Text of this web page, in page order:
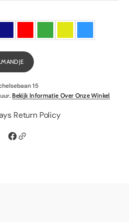
15
Bekijk Informatie Over Onze Winkel
Return Policy